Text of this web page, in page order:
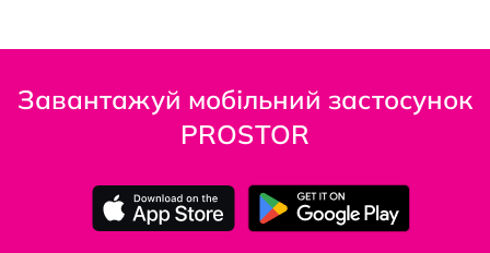
Завантажуй мобільний застосунок
PROSTOR